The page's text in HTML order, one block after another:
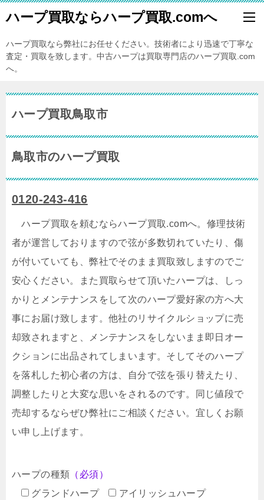
ハープ買取ならハープ買取.comへ
ハープ買取なら弊社にお任せください。技術者により迅速で丁寧な
査定・買取を致します。中古ハープは買取専門店のハープ買取.com
へ。
ハープ買取鳥取市
鳥取市のハープ買取
0120-243-416
ハープ買取を頼むならハープ買取.comへ。修理技術
者が運営しておりますので弦が多数切れていたり、傷
が付いていても、弊社でそのまま買取致しますのでご
安心ください。また買取らせて頂いたハープは、しっ
かりとメンテナンスをして次のハープ愛好家の方へ大
事にお届け致します。他社のリサイクルショップに売
却致されますと、メンテナンスをしないまま即日オー
クションに出品されてしまいます。そしてそのハープ
を落札した初心者の方は、自分で弦を張り替えたり、
調整したりと大変な思いをされるのです。同じ値段で
売却するならぜひ弊社にご相談ください。宜しくお願
い申し上げます。
ハープの種類 （必須）
グランドハープ
アイリッシュハープ